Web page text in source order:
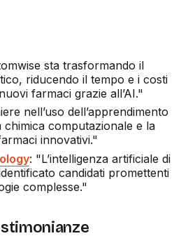
sta trasformando il
riducendo il tempo e i costi
farmaci grazie all’AI."
nell’uso dell’apprendimento
computazionale e la
innovativi."
: "L’intelligenza artificiale di
candidati promettenti
complesse."